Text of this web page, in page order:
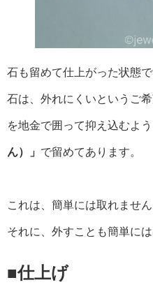
石も留めて仕上がった状態で
石は、外れにくいというご
を地金で囲って抑え込むよ
ん）」 で留めてあります。
これは、簡単には取れません
それに、外すことも簡単に
■仕上げ